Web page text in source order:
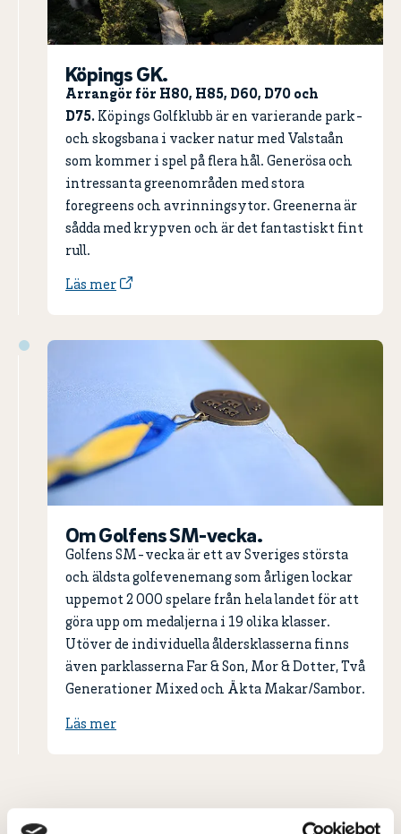
Köpings GK.
Arrangör för H80, H85, D60, D70 och
D75. Köpings Golfklubb är en varierande park-
och skogsbana i vacker natur med Valstaån
som kommer i spel på flera hål. Generösa och
intressanta greenområden med stora
foregreens och avrinningsytor. Greenerna är
sådda med krypven och är det fantastiskt fint
rull.
Läs mer
Om Golfens SM-vecka.
Golfens SM-vecka är ett av Sveriges största
och äldsta golfevenemang som årligen lockar
uppemot 2 000 spelare från hela landet för att
göra upp om medaljerna i 19 olika klasser.
Utöver de individuella åldersklasserna finns
även parklasserna Far & Son, Mor & Dotter, Två
Generationer Mixed och Äkta Makar/Sambor.
Läs mer